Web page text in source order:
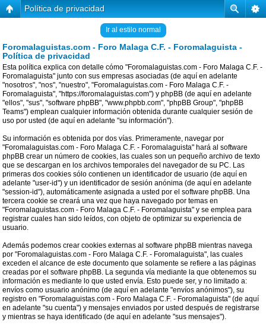
Política de privacidad
Ir al estilo normal
Foromalaguistas.com - Foro Malaga C.F. - Foromalaguista -
Política de privacidad
Esta política explica con detalle cómo "Foromalaguistas.com - Foro Malaga C.F. -
Foromalaguista" junto con sus empresas asociadas (de aquí en adelante
"nosotros", "nos", "nuestro", "Foromalaguistas.com - Foro Malaga C.F. -
Foromalaguista", "https://foromalaguistas.com") y phpBB (de aquí en adelante
"ellos", "sus", "software phpBB", "www.phpbb.com", "phpBB Group", "phpBB
Teams") emplean cualquier información obtenida durante cualquier sesión de
uso por usted (de aquí en adelante "su información").
Su información es obtenida por dos vías. Primeramente, navegar por
"Foromalaguistas.com - Foro Malaga C.F. - Foromalaguista" hará al software
phpBB crear un número de cookies, las cuales son un pequeño archivo de texto
que se descargan en los archivos temporales del navegador de su PC. Las
primeras dos cookies sólo contienen un identificador de usuario (de aquí en
adelante "user-id") y un identificador de sesión anónima (de aquí en adelante
"session-id"), automáticamente asignada a usted por el software phpBB. Una
tercera cookie se creará una vez que haya navegado por temas en
"Foromalaguistas.com - Foro Malaga C.F. - Foromalaguista" y se emplea para
registrar cuales han sido leídos, con objeto de optimizar su experiencia de
usuario.
Además podemos crear cookies externas al software phpBB mientras navega
por "Foromalaguistas.com - Foro Malaga C.F. - Foromalaguista", las cuales
exceden el alcance de este documento que solamente se refiere a las páginas
creadas por el software phpBB. La segunda vía mediante la que obtenemos su
información es mediante lo que usted envía. Esto puede ser, y no limitado a:
envíos como usuario anónimo (de aquí en adelante "envíos anónimos"), su
registro en "Foromalaguistas.com - Foro Malaga C.F. - Foromalaguista" (de aquí
en adelante "su cuenta") y mensajes enviados por usted después de registrarse
y mientras se haya identificado (de aquí en adelante "sus mensajes").